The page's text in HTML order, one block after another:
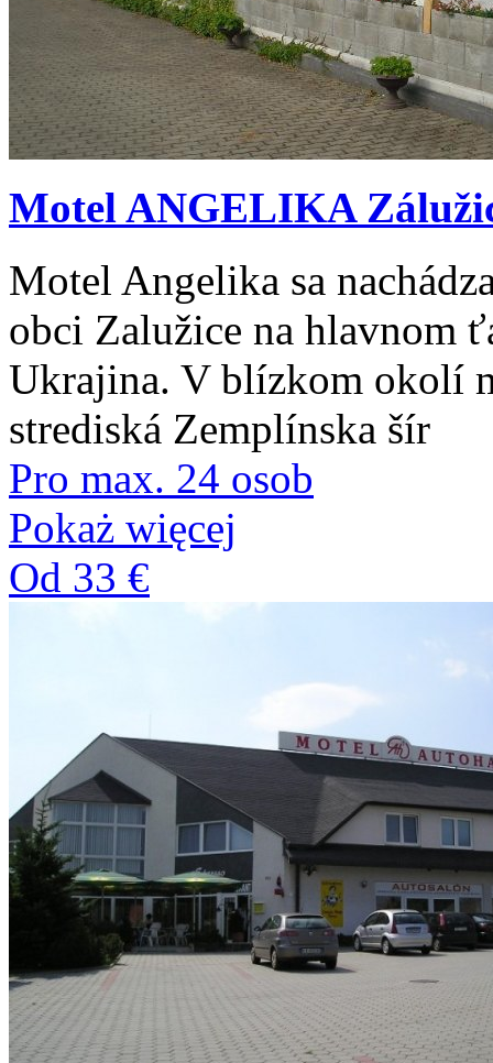
Motel ANGELIKA
Motel Angelika sa
obci Zalužice na hlavnom
Ukrajina. V blízkom okolí
strediská Zemplínska šír
Pro max. 24 osob
Pokaż więcej
Od 33 €